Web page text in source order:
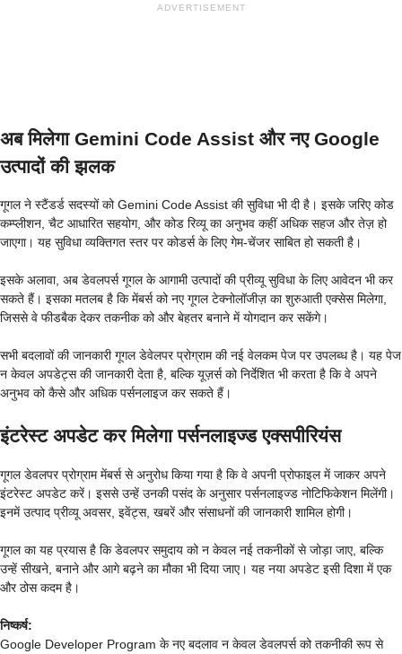
ADVERTISEMENT
अब मिलेगा Gemini Code Assist और नए Google
उत्पादों की झलक
गूगल ने स्टैंडर्ड सदस्यों को Gemini Code Assist की सुविधा भी दी है। इसके जरिए कोड
कम्प्लीशन, चैट आधारित सहयोग, और कोड रिव्यू का अनुभव कहीं अधिक सहज और तेज़ हो
जाएगा। यह सुविधा व्यक्तिगत स्तर पर कोडर्स के लिए गेम-चेंजर साबित हो सकती है।
इसके अलावा, अब डेवलपर्स गूगल के आगामी उत्पादों की प्रीव्यू सुविधा के लिए आवेदन भी कर
सकते हैं। इसका मतलब है कि मेंबर्स को नए गूगल टेक्नोलॉजीज़ का शुरुआती एक्सेस मिलेगा,
जिससे वे फीडबैक देकर तकनीक को और बेहतर बनाने में योगदान कर सकेंगे।
सभी बदलावों की जानकारी गूगल डेवेलपर प्रोग्राम की नई वेलकम पेज पर उपलब्ध है। यह पेज
न केवल अपडेट्स की जानकारी देता है, बल्कि यूज़र्स को निर्देशित भी करता है कि वे अपने
अनुभव को कैसे और अधिक पर्सनलाइज कर सकते हैं।
इंटरेस्ट अपडेट कर मिलेगा पर्सनलाइज्ड एक्सपीरियंस
गूगल डेवलपर प्रोग्राम मेंबर्स से अनुरोध किया गया है कि वे अपनी प्रोफाइल में जाकर अपने
इंटरेस्ट अपडेट करें। इससे उन्हें उनकी पसंद के अनुसार पर्सनलाइज्ड नोटिफिकेशन मिलेंगी।
इनमें उत्पाद प्रीव्यू अवसर, इवेंट्स, खबरें और संसाधनों की जानकारी शामिल होगी।
गूगल का यह प्रयास है कि डेवलपर समुदाय को न केवल नई तकनीकों से जोड़ा जाए, बल्कि
उन्हें सीखने, बनाने और आगे बढ़ने का मौका भी दिया जाए। यह नया अपडेट इसी दिशा में एक
और ठोस कदम है।
निष्कर्ष:
Google Developer Program के नए बदलाव न केवल डेवलपर्स को तकनीकी रूप से